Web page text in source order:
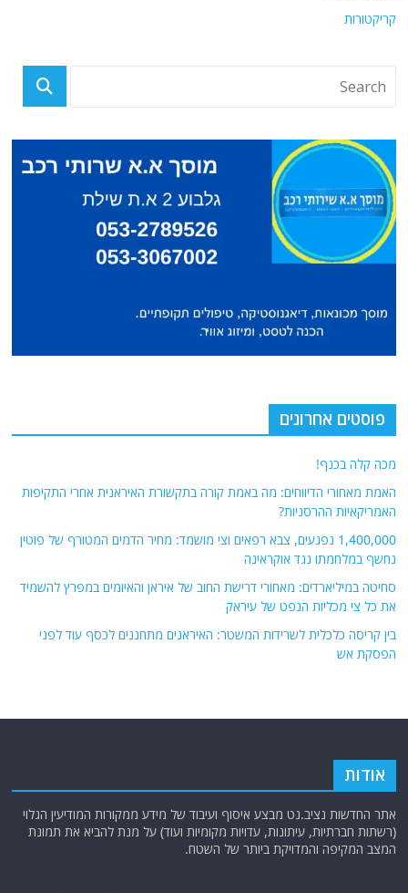
קריקטורות
פוסטים אחרונים
מכה קלה בכנף!
האמת מאחורי הדיווחים: מה באמת קורה בתקשורת האיראנית אחרי התקיפות
האמריקאיות ההרסניות?
1,400,000 נפגעים, צבא רפאים וצי מושמד: מחיר הדמים המטורף של פוטין
נחשף במלחמתו נגד אוקראינה
סחיטה במיליארדים: מאחורי דרישת החוב של איראן והאיומים במפרץ להשמיד
את כל צי מכליות הנפט של עיראק
בין קריסה כלכלית לשרידות המשטר: האיראנים מתחננים לכסף עוד לפני
הפסקת אש
אודות
אתר החדשות נציב.נט מבצע איסוף ועיבוד של מידע ממקורות המודיעין הגלוי
(רשתות חברתיות, עיתונות, עדויות מקומיות ועוד) על מנת להביא את תמונת
המצב המקיפה והמדויקת ביותר של השטח.